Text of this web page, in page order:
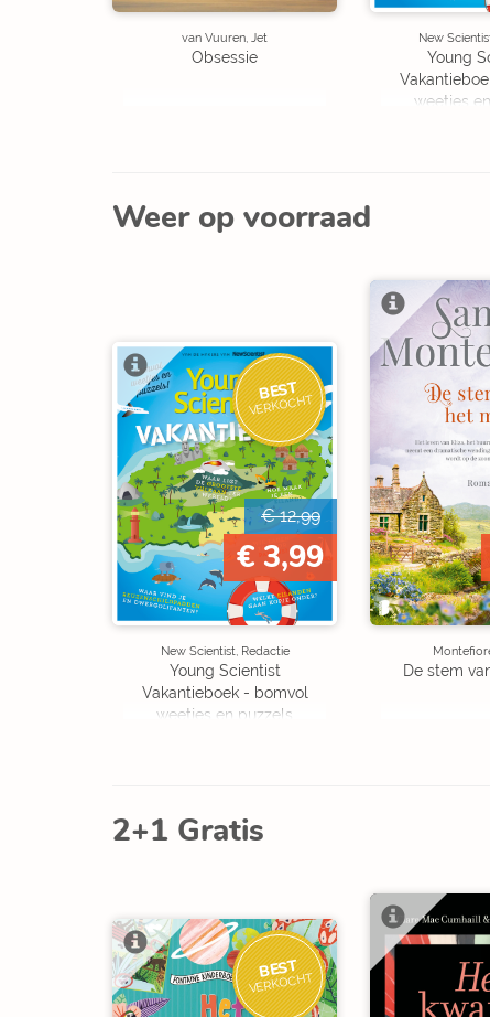
van Vuuren, Jet
Obsessie
New
Young
weetjes
Weer op voorraad
BEST
VERKOCHT
€ 12,99
€ 3,99
New Scientist, Redactie
Young Scientist
Vakantieboek - bomvol
weetjes en puzzels
De stem
2+1 Gratis
BEST
VERKOCHT